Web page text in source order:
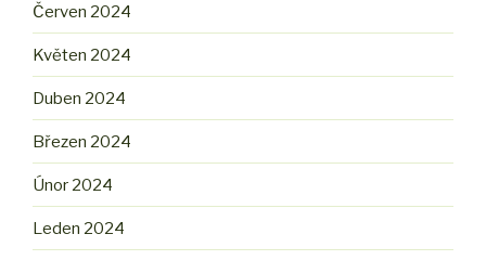
Červen 2024
Květen 2024
Duben 2024
Březen 2024
Únor 2024
Leden 2024